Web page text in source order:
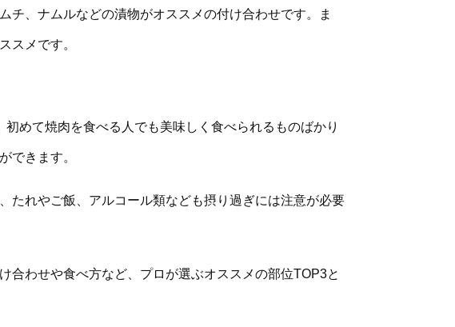
チ、ナムルなどの漬物がオススメの付け合わせです。ま
スメです。
めて焼肉を食べる人でも美味しく食べられるものばかり
できます。
たれやご飯、アルコール類なども摂り過ぎには注意が必要
合わせや食べ方など、プロが選ぶオススメの部位TOP3と